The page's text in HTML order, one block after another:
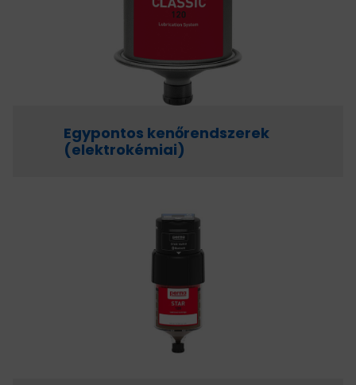
Egypontos kenőrendszerek
(elektrokémiai)